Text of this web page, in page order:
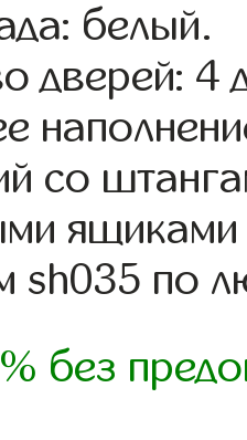
белый.
дверей: 4
со
ящиками
sh035 по
без